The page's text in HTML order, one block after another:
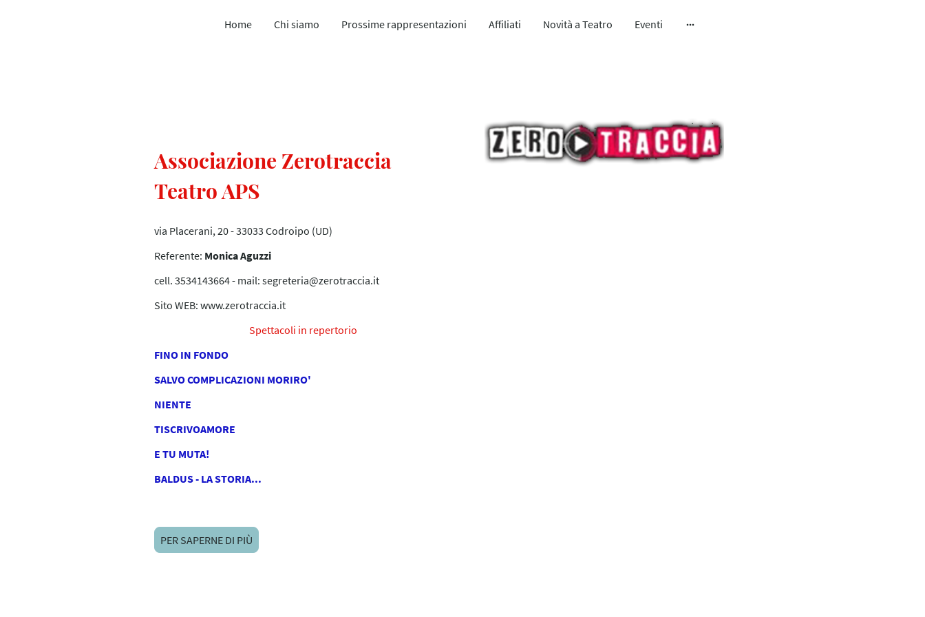
Home Chi siamo Prossime rappresentazioni Affiliati Novità a Teatro Eventi
Associazione Zerotraccia
Teatro APS
via Placerani, 20 - 33033 Codroipo (UD)
Referente: Monica Aguzzi
cell. 3534143664 - mail: segreteria@zerotraccia.it
Sito WEB: www.zerotraccia.it
Spettacoli in repertorio
FINO IN FONDO
SALVO COMPLICAZIONI MORIRO'
NIENTE
TISCRIVOAMORE
E TU MUTA!
BALDUS - LA STORIA...
PER SAPERNE DI PIÙ